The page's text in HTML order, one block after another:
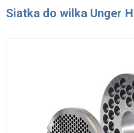
Serwis urządzeń
Zgłoś naprawę
Producenci
Siatka do wilka Unger